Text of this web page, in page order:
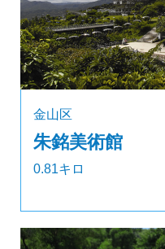
金山区
朱銘美術館
0.81キロ